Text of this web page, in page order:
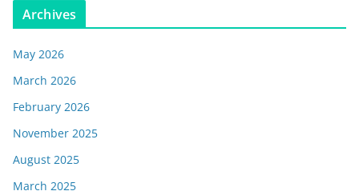
Archives
May 2026
March 2026
February 2026
November 2025
August 2025
March 2025